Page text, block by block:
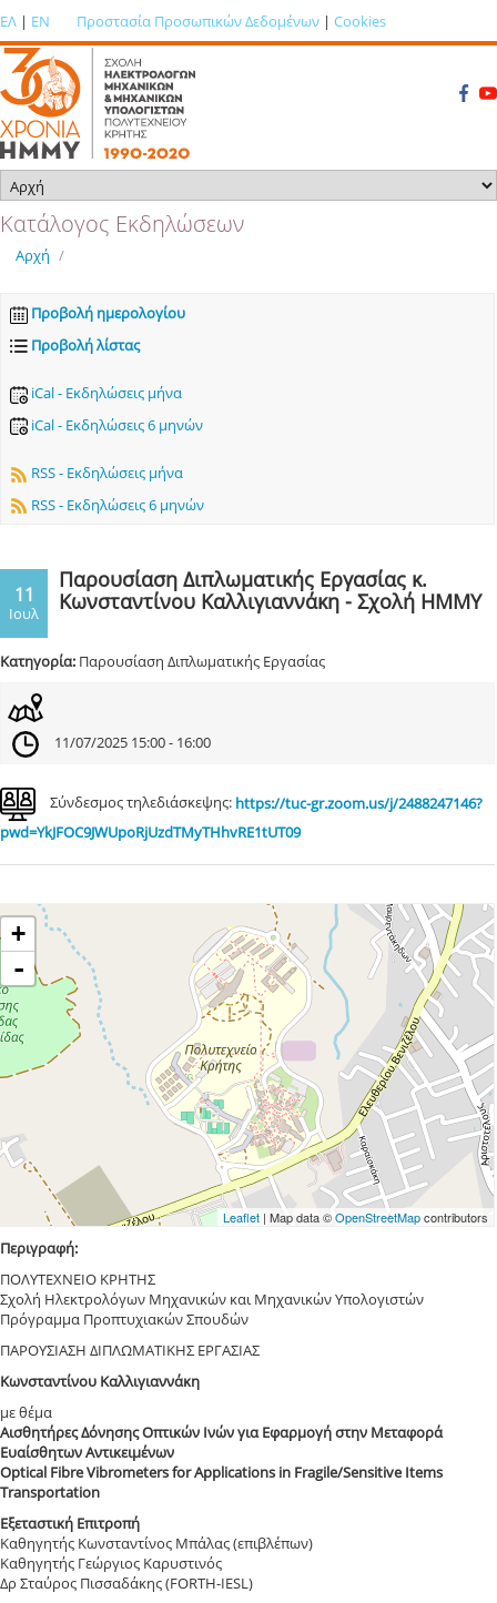
ΕΛ | EN Προστασία Προσωπικών Δεδομένων | Cookies
Κατάλογος Εκδηλώσεων
Αρχή /
Προβολή ημερολογίου
Προβολή λίστας
iCal - Εκδηλώσεις μήνα
iCal - Εκδηλώσεις 6 μηνών
RSS - Εκδηλώσεις μήνα
RSS - Εκδηλώσεις 6 μηνών
11
Ιουλ
Παρουσίαση Διπλωματικής Εργασίας κ.
Κωνσταντίνου Καλλιγιαννάκη - Σχολή ΗΜΜΥ
Κατηγορία: Παρουσίαση Διπλωματικής Εργασίας
11/07/2025 15:00 - 16:00
Σύνδεσμος τηλεδιάσκεψης: https://tuc-gr.zoom.us/j/2488247146?
pwd=YkJFOC9JWUpoRjUzdTMyTHhvRE1tUT09
+
-
Leaflet| Map data ©OpenStreetMapcontributors
Περιγραφή:
ΠΟΛΥΤΕΧΝΕΙΟ ΚΡΗΤΗΣ
Σχολή Ηλεκτρολόγων Μηχανικών και Μηχανικών Υπολογιστών
Πρόγραμμα Προπτυχιακών Σπουδών
ΠΑΡΟΥΣΙΑΣΗ ΔΙΠΛΩΜΑΤΙΚΗΣ ΕΡΓΑΣΙΑΣ
Κωνσταντίνου Καλλιγιαννάκη
με θέμα
Αισθητήρες Δόνησης Οπτικών Ινών για Εφαρμογή στην Μεταφορά
Ευαίσθητων Αντικειμένων
Optical Fibre Vibrometers for Applications in Fragile/Sensitive Items
Transportation
Εξεταστική Επιτροπή
Καθηγητής Κωνσταντίνος Μπάλας (επιβλέπων)
Καθηγητής Γεώργιος Καρυστινός
Δρ Σταύρος Πισσαδάκης (FORTH-IESL)